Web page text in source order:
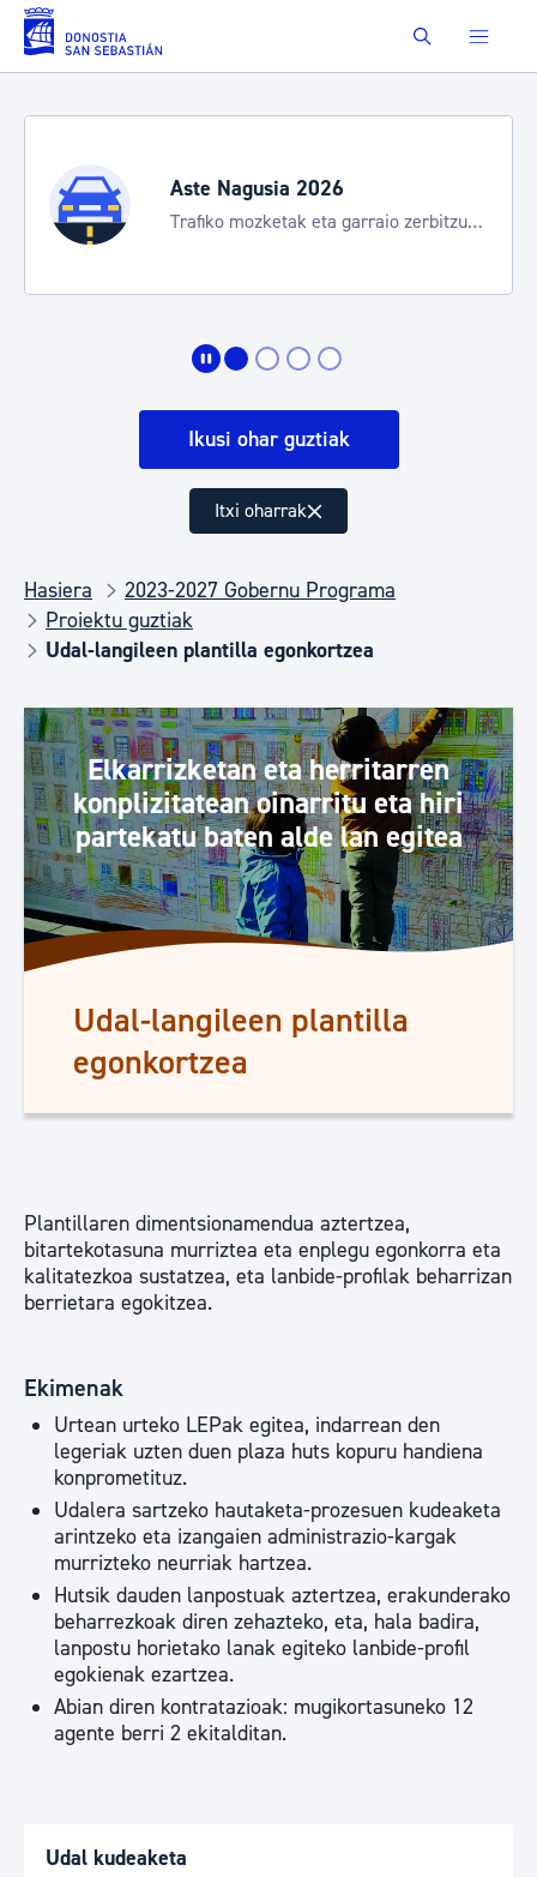
Eduki nagusira joan Buscar
Aste Nagusia 2026
Trafiko mozketak eta garraio zerbitzu
Ikusi ohar guztiak
Itxi oharrak
Hasiera
2023-2027 Gobernu Programa
Proiektu guztiak
Udal-langileen plantilla egonkortzea
Elkarrizketan eta herritarren
konplizitatean oinarritu eta hiri
partekatu baten alde lan egitea
Udal-langileen plantilla
egonkortzea
Plantillaren dimentsionamendua aztertzea,
bitartekotasuna murriztea eta enplegu egonkorra eta
kalitatezkoa sustatzea, eta lanbide-profilak beharrizan
berrietara egokitzea.
Ekimenak
Urtean urteko LEPak egitea, indarrean den
legeriak uzten duen plaza huts kopuru handiena
konprometituz.
Udalera sartzeko hautaketa-prozesuen kudeaketa
arintzeko eta izangaien administrazio-kargak
murrizteko neurriak hartzea.
Hutsik dauden lanpostuak aztertzea, erakunderako
beharrezkoak diren zehazteko, eta, hala badira,
lanpostu horietako lanak egiteko lanbide-profil
egokienak ezartzea.
Abian diren kontratazioak: mugikortasuneko 12
agente berri 2 ekitalditan.
Udal kudeaketa